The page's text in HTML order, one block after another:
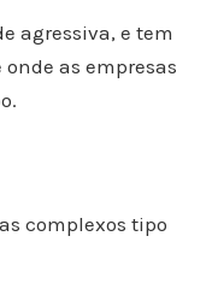
agressiva, e tem
as empresas
complexos tipo